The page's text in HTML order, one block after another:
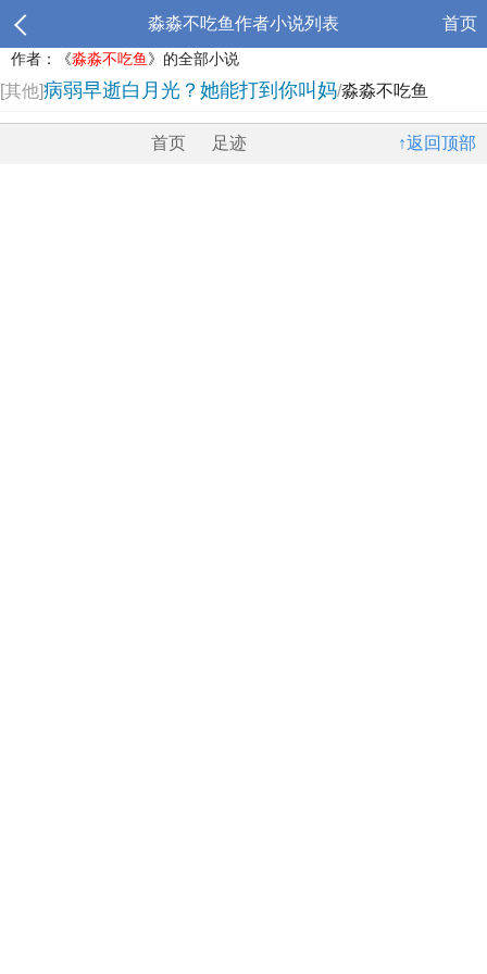
淼淼不吃鱼作者小说列表 首页
作者：《淼淼不吃鱼》的全部小说
[其他]病弱早逝白月光？她能打到你叫妈/淼淼不吃鱼
↑返回顶部
首页 足迹